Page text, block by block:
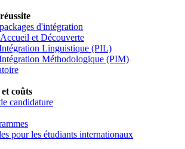
d'intégration
et Découverte
Linguistique (PIL)
Méthodologique (PIM)
coûts
candidature
pour les étudiants internationaux